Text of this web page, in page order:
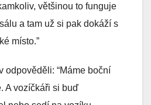
většinou to funguje
a tam už si pak dokáží s
místo.”
odpověděli: “Máme boční
A vozíčkáři si buď